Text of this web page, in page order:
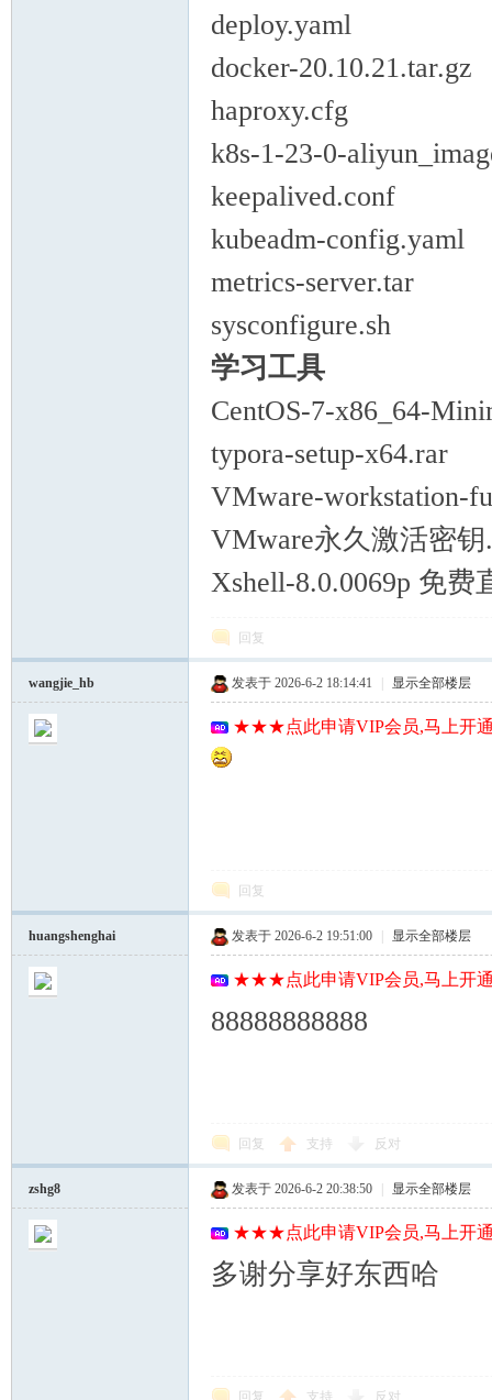
deploy.yaml
docker-20.10.21.tar.gz
haproxy.cfg
k8s-1-23-0-
keepalived.conf
kubeadm-config.yaml
metrics-server.tar
sysconfigure.sh
学习工具
CentOS-7-x86_64-
typora-setup-x64.rar
VMware-workstation-
VMware永久激活密钥
Xshell-8.0.0069p 免费
回复
wangjie_hb 发表于 2026-6-2 18:14:41 显示全部楼层
★★★点此申请VIP会员,马上开
回复
huangshenghai 发表于 2026-6-2 19:51:00 显示全部楼层
★★★点此申请VIP会员,马上开
88888888888
回复 支持 反对
zshg8 发表于 2026-6-2 20:38:50 显示全部楼层
★★★点此申请VIP会员,马上开
多谢分享好东西哈
回复 支持 反对